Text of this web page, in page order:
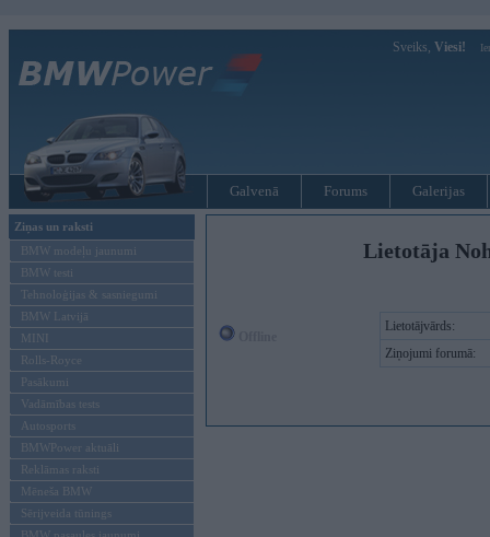
Sveiks, Viesi!
Galvenā Forums Galerijas
Ziņas un raksti
BMW modeļu jaunumi
BMW testi
Tehnoloģijas & sasniegumi
BMW Latvijā
MINI
Rolls-Royce
Pasākumi
Vadāmības tests
Autosports
BMWPower aktuāli
Reklāmas raksti
Mēneša BMW
Sērijveida tūnings
Lietotāja
Lietotājvārds:
Ziņojumi forumā: